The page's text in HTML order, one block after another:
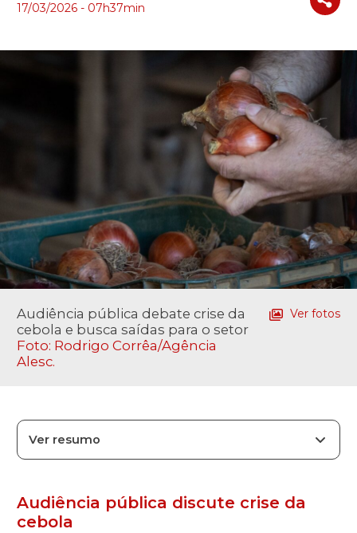
17/03/2026 - 07h37min
Audiência pública debate crise da
cebola e busca saídas para o setor
Foto: Rodrigo Corrêa/Agência
Alesc.
Ver fotos
Ver resumo
Audiência pública discute crise da
cebola